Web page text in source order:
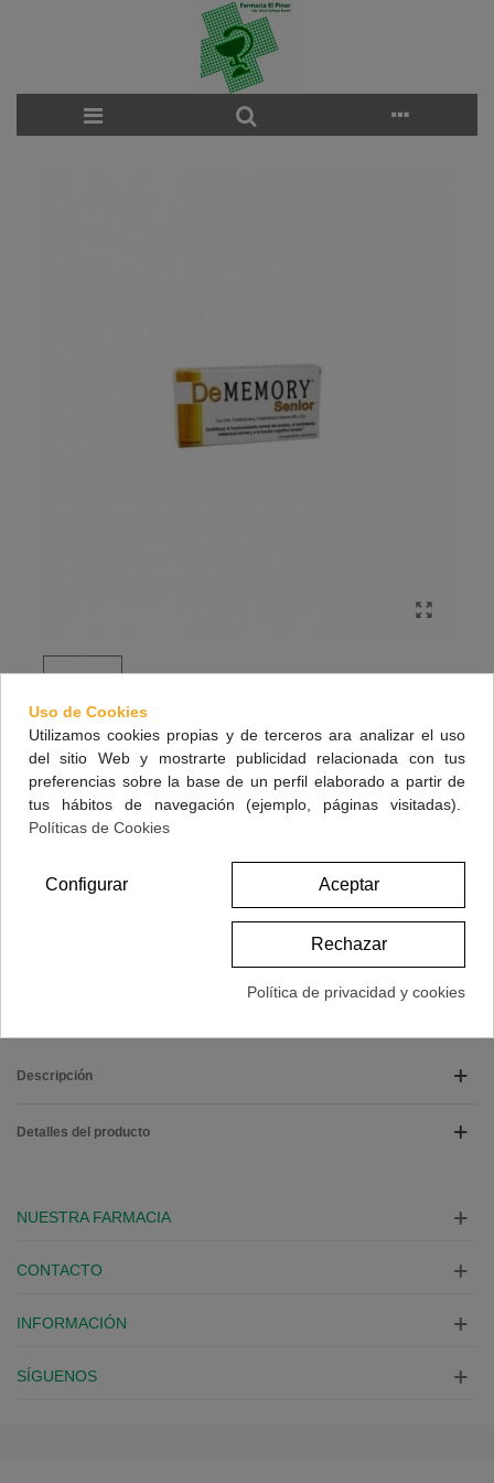
DE MEMORY SENIOR 30 CAPSULAS
Descripción
Detalles del producto
NUESTRA FARMACIA
CONTACTO
INFORMACIÓN
SÍGUENOS
Uso de Cookies
Utilizamos cookies propias y de terceros ara analizar el uso
del sitio Web y mostrarte publicidad relacionada con tus
preferencias sobre la base de un perfil elaborado a partir de
tus hábitos de navegación (ejemplo, páginas visitadas).
Políticas de Cookies
Aceptar
Rechazar
Configurar
Política de privacidad y cookies